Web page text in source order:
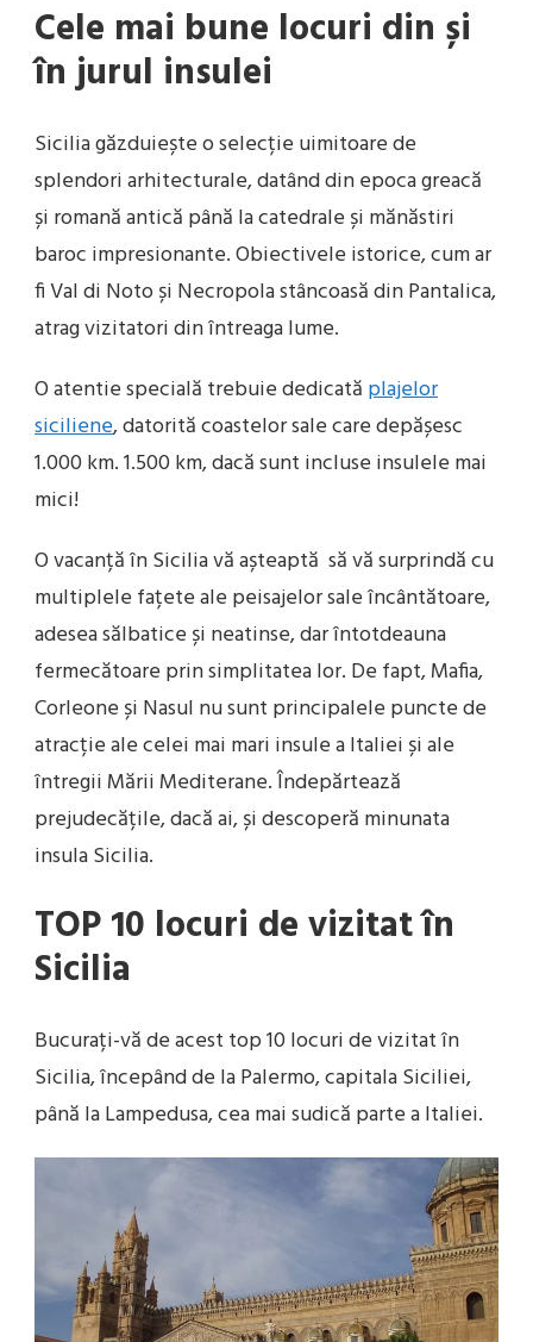
Cele mai bune locuri din și
în jurul insulei
Sicilia găzduiește o selecție uimitoare de
splendori arhitecturale, datând din epoca greacă
și romană antică până la catedrale și mănăstiri
baroc impresionante. Obiectivele istorice, cum ar
fi Val di Noto și Necropola stâncoasă din Pantalica,
atrag vizitatori din întreaga lume.
O atentie specială trebuie dedicată plajelor
siciliene, datorită coastelor sale care depășesc
1.000 km. 1.500 km, dacă sunt incluse insulele mai
mici!
O vacanță în Sicilia vă așteaptă să vă surprindă cu
multiplele fațete ale peisajelor sale încântătoare,
adesea sălbatice și neatinse, dar întotdeauna
fermecătoare prin simplitatea lor. De fapt, Mafia,
Corleone și Nasul nu sunt principalele puncte de
atracție ale celei mai mari insule a Italiei și ale
întregii Mării Mediterane. Îndepărtează
prejudecățile, dacă ai, și descoperă minunata
insula Sicilia.
TOP 10 locuri de vizitat în
Sicilia
Bucurați-vă de acest top 10 locuri de vizitat în
Sicilia, începând de la Palermo, capitala Siciliei,
până la Lampedusa, cea mai sudică parte a Italiei.